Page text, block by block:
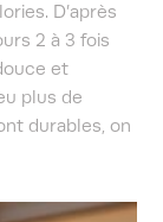
D’après
2 à 3 fois
et
plus de
durables, on